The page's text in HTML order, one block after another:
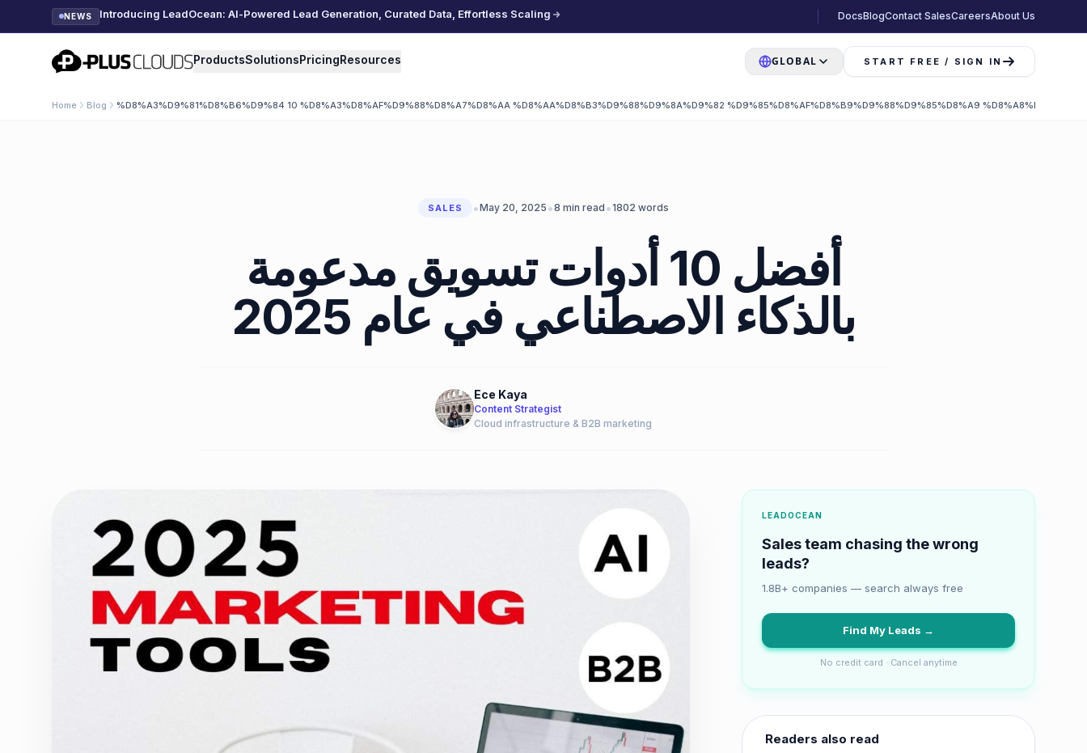
NEWS Introducing LeadOcean: AI-Powered Lead Generation, Curated Data, Effortless Scaling DocsBlogContact SalesCareersAbout Us
PlusClouds ProductsSolutionsPricingResources GLOBAL START FREE / SIGN IN
Home Blog %D8%A3%D9%81%D8%B6%D9%84 10 %D8%A3%D8%AF%D9%88%D8%A7%D8%AA %D8%AA%D8%B3%D9%88%D9%8A%D9%82 %D9%85%D8%AF%D8%B9%D9%88%D9%85%D8%A9
SALES •May 20, 2025 •8 min read •1802 words
أفضل 10 أدوات تسويق مدعومة
بالذكاء الاصطناعي في عام 2025
Ece Kaya
Content Strategist
Cloud infrastructure & B2B marketing
LEADOCEAN
Sales team chasing the wrong
leads?
1.8B+ companies — search always free
Find My Leads →
No credit card · Cancel anytime
Readers also read